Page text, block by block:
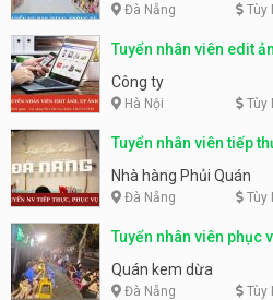
Đà Nẵng Tùy
Tuyển nhân viên edit
Công ty
Hà Nội Tùy
Tuyển nhân viên tiếp
Nhà hàng Phủi Quán
Đà Nẵng Tùy
Tuyển nhân viên phục
Quán kem dừa
Đà Nẵng Tùy